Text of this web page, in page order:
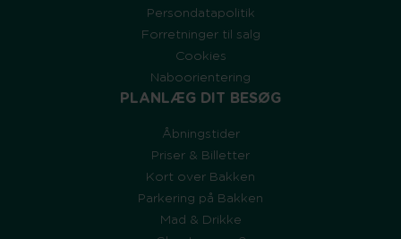
Persondatapolitik
Forretninger til salg
Cookies
Naboorientering
PLANLÆG DIT BESØG
Åbningstider
Priser & Billetter
Kort over Bakken
Parkering på Bakken
Mad & Drikke